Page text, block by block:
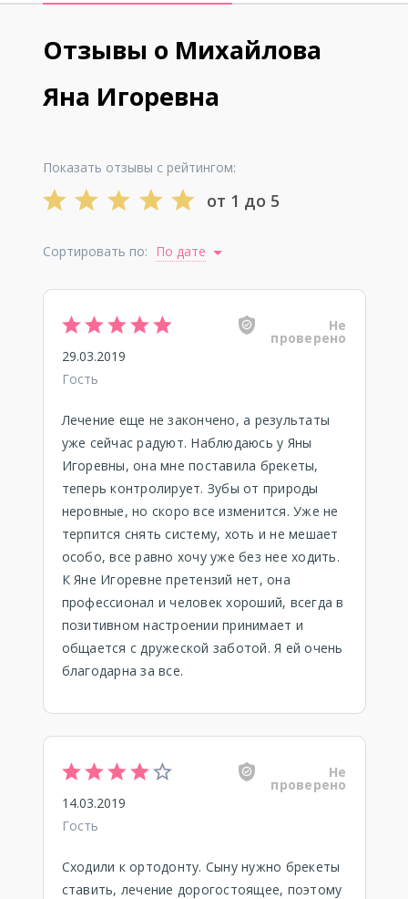
Отзывы о Михайлова
Яна Игоревна
Показать отзывы с рейтингом:
от 1 до 5
Сортировать по: По дате
Не
проверено
29.03.2019
Гость
Лечение еще не закончено, а результаты
уже сейчас радуют. Наблюдаюсь у Яны
Игоревны, она мне поставила брекеты,
теперь контролирует. Зубы от природы
неровные, но скоро все изменится. Уже не
терпится снять систему, хоть и не мешает
особо, все равно хочу уже без нее ходить.
К Яне Игоревне претензий нет, она
профессионал и человек хороший, всегда в
позитивном настроении принимает и
общается с дружеской заботой. Я ей очень
благодарна за все.
Не
проверено
14.03.2019
Гость
Сходили к ортодонту. Сыну нужно брекеты
ставить, лечение дорогостоящее, поэтому